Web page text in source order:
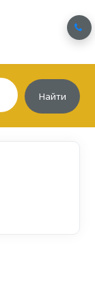
Найти